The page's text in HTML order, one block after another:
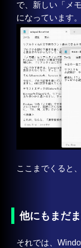
で、新しい「メ
になっています。
ここまでくると
他にもまだ
それでは、